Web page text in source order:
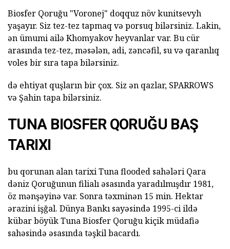
Biosfer Qoruğu "Voronej" doqquz növ kunitsevyh
yaşayır. Siz tez-tez tapmaq və porsuq bilərsiniz. Lakin,
ən ümumi ailə Khomyakov heyvanlar var. Bu cür
arasında tez-tez, məsələn, adi, zəncəfil, su və qaranlıq
voles bir sıra tapa bilərsiniz.
də ehtiyat quşların bir çox. Siz ən qazlar, SPARROWS
və Şahin tapa bilərsiniz.
TUNA BIOSFER QORUĞU BAŞ
TARIXI
bu qorunan alan tarixi Tuna flooded sahələri Qara
dəniz Qoruğunun filialı əsasında yaradılmışdır 1981,
öz mənşəyinə var. Sonra təxminən 15 min. Hektar
ərazini işğal. Dünya Bankı sayəsində 1995-ci ildə
kübar böyük Tuna Biosfer Qoruğu kiçik müdafiə
sahəsində əsasında təşkil bacardı.